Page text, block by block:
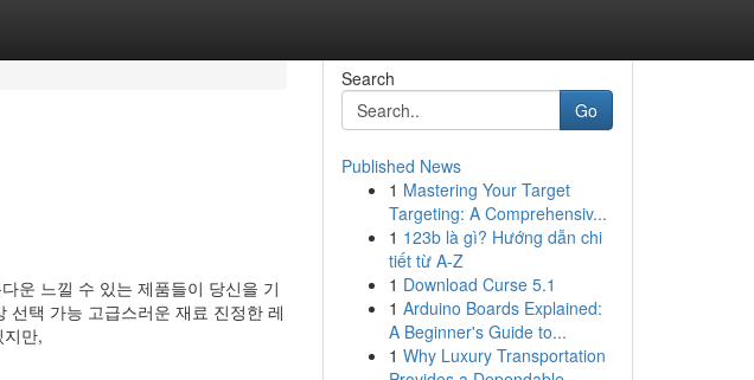
운 느낄 수 있는 제품들이 당신을 기
선택 가능 고급스러운 재료 진정한 레
만,
Search
Go
Published News
1 Mastering Your Target
Targeting: A Comprehensiv...
1 123b là gì? Hướng dẫn chi
tiết từ A-Z
1 Download Curse 5.1
1 Arduino Boards Explained:
A Beginner's Guide to...
1 Why Luxury Transportation